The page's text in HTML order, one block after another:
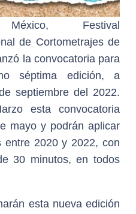
Festival
de Cortometrajes de
la convocatoria para
séptima edición, a
septiembre del 2022.
esta convocatoria
mayo y podrán aplicar
entre 2020 y 2022, con
30 minutos, en todos
esta nueva edición